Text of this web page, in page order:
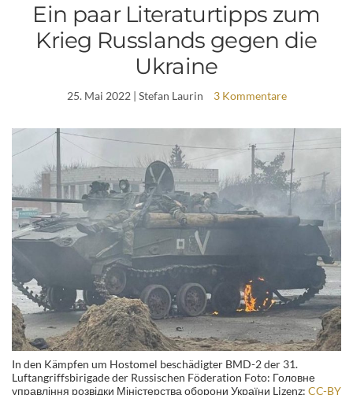
Ein paar Literaturtipps zum
Krieg Russlands gegen die
Ukraine
25. Mai 2022| Stefan Laurin 3 Kommentare
In den Kämpfen um Hostomel beschädigter BMD-2 der 31.
Luftangriffsbirigade der Russischen Föderation Foto: Головне
управління розвідки Міністерства оборони України Lizenz: CC-BY